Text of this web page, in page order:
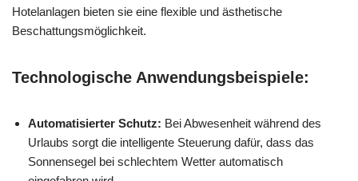
Hotelanlagen bieten sie eine flexible und ästhetische
Beschattungsmöglichkeit.
Technologische Anwendungsbeispiele:
Automatisierter Schutz: Bei Abwesenheit während des
Urlaubs sorgt die intelligente Steuerung dafür, dass das
Sonnensegel bei schlechtem Wetter automatisch